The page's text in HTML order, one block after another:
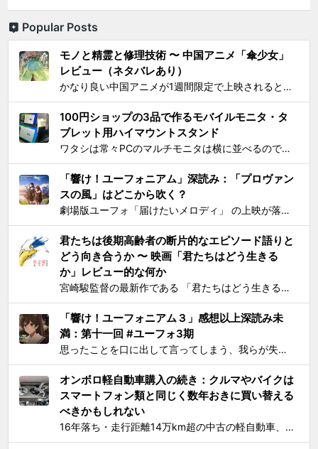
Popular Posts
モノと精霊と修理技術 〜 中国アニメ「傘少女」
レビュー（ネタバレあり）
かなり良い中国アニメが1週間限定で上映されるとSNS上で見かけ、それがたまたま通勤圏内の映画館だったし、なにより「 羅小黒戦記 」で食らった衝撃を忘れることはできないので、 映画『傘少女 ー精霊たちの物語ー』 を見てきた。 いかにも中国アニメと思わせるプロローグからタイトルが...
100円ショップの3品で作るモバイルモニタ・タ
ブレット用ハイマウントスタンド
ワタシは常々PCのマルチモニタは横に並べるのではなく縦に積み重ねろと主張してきたわけですが 📺📺 ← こうじゃなくて 📺 ← 📺 ← こう！ ノートPCの画面上部にモバイルモニター・タブレットをこのように配置するスタンドを探しても一長一短なので、100円ショ...
「響け！ユーフォニアム」深読み：「プロヴァン
スの風」はどこから吹く？
劇場版ユーフォ「届けたいメロディ」 の上映が落ち着いてきたので、そろそろ久美子が高校1年生時代の話をするのもおしまいにする頃合いと見て小ネタを投下。 原作小説とは違ってアニメ版では、課題曲：「プロヴァンスの風」、自由曲「三日月の舞」となっているのは皆さんご存知の通り。「...
君たちは後期高齢者の断片的なエピソード語りと
どう向き合うか 〜 映画「君たちはどう生きる
か」レビュー的な何か
宮崎駿監督の最新作である 「君たちはどう生きるか」 を、封切初日のちょうど先週に見た。 個人的には、アニメとしては楽しめたけど物語はつまらないと感じた。エンドクレジットのプロデューサー欄に実の息子である宮崎吾朗氏の名前が載ってて最悪とも思ったりしたのだが、見た直後に呟いたこと...
「響け！ユーフォニアム３」感想以上深読み未
満：第十一回 #ユーフォ3期
思ったことを口に出して言ってしまう、我らが失言王たる黄前久美子がまたもやブチかましてくれました。 「変ですよね、学校の吹奏楽って」 リアルな吹奏楽の世界では一種の禁句めいた話題らしいところまで切り込んでくるあたり、ユーフォ3の覚悟の程が再確認できます。 それはともかく久...
オンボロ軽自動車購入の続き：クルマやバイクは
スマートフォン類と同じく数年おきに買い替える
べきかもしれない
16年落ち・走行距離14万km超の中古の軽自動車、2006年式スズキKeiワークス（HN22S型）の2WD・MT版を買った のが1ヶ月とちょっと前、あれこれと手を加えては都度Twitterに報告していたが、購入当初に予定していたモデファイがだいたい落ち着いたので中間報告と、いじっ...